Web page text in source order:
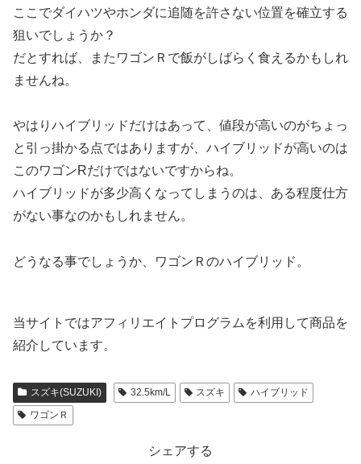
ここでダイハツやホンダに追随を許さない位置を確立する
狙いでしょうか？
だとすれば、またワゴンＲで飯がしばらく食えるかもしれ
ませんね。
やはりハイブリッドだけはあって、値段が高いのがちょっ
と引っ掛かる点ではありますが、ハイブリッドが高いのは
このワゴンRだけではないですからね。
ハイブリッドが多少高くなってしまうのは、ある程度仕方
がない事なのかもしれません。
どうなる事でしょうか、ワゴンＲのハイブリッド。
当サイトではアフィリエイトプログラムを利用して商品を
紹介しています。
スズキ(SUZUKI) 32.5km/L スズキ
ハイブリッド
ワゴンＲ
シェアする